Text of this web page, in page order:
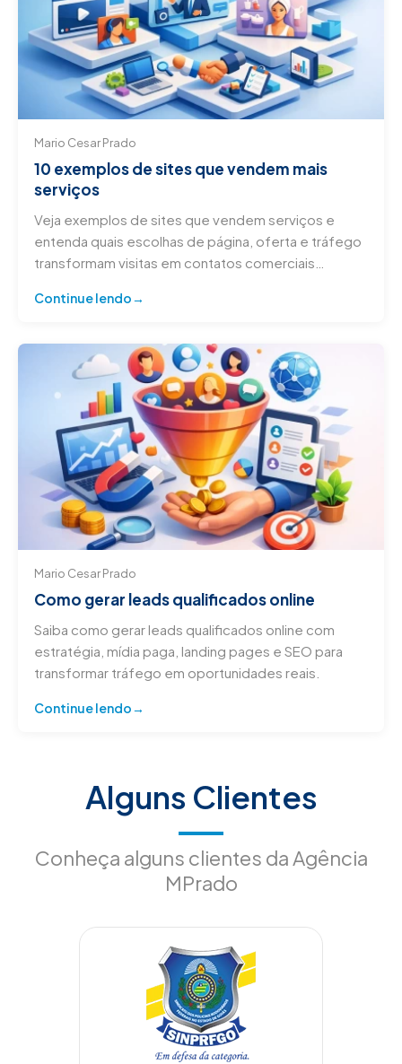
Mario Cesar Prado
10 exemplos de sites que vendem mais
serviços
Veja exemplos de sites que vendem serviços e
entenda quais escolhas de página, oferta e tráfego
transformam visitas em contatos comerciais
Continue lendo
Mario Cesar Prado
Como gerar leads qualificados online
Saiba como gerar leads qualificados online com
estratégia, mídia paga, landing pages e SEO para
transformar tráfego em oportunidades reais.
Continue lendo
Alguns Clientes
Conheça alguns clientes da Agência
MPrado